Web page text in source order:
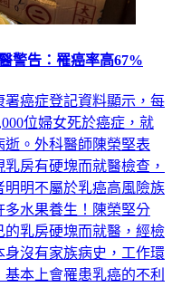
警告：罹癌率高67%
癌症登記資料顯示，每
位婦女死於癌症，就
。外科醫師陳榮堅表
房有硬塊而就醫檢查，
明不屬於乳癌高風險族
水果養生！陳榮堅分
乳房硬塊而就醫，經檢
沒有家族病史，工作環
本上會罹患乳癌的不利